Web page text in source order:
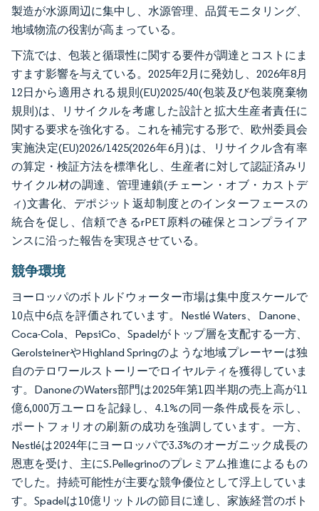
製造が水源周辺に集中し、水源管理、品質モニタリング、
地域物流の役割が高まっている。
下流では、包装と循環性に関する要件が調達とコストにま
すます影響を与えている。2025年2月に発効し、2026年8月
12日から適用される規則(EU)2025/40(包装及び包装廃棄物
規則)は、リサイクルを考慮した設計と拡大生産者責任に
関する要求を強化する。これを補完する形で、欧州委員会
実施決定(EU)2026/1425(2026年6月)は、リサイクル含有率
の算定・検証方法を標準化し、生産者に対して認証済みリ
サイクル材の調達、管理連鎖(チェーン・オブ・カストデ
ィ)文書化、デポジット返却制度とのインターフェースの
統合を促し、信頼できるrPET原料の確保とコンプライア
ンスに沿った報告を実現させている。
競争環境
ヨーロッパのボトルドウォーター市場は集中度スケールで
10点中6点を評価されています。Nestlé Waters、Danone、
Coca-Cola、PepsiCo、Spadelがトップ層を支配する一方、
GerolsteinerやHighland Springのような地域プレーヤーは独
自のテロワールストーリーでロイヤルティを獲得していま
す。DanoneのWaters部門は2025年第1四半期の売上高が11
億6,000万ユーロを記録し、4.1%の同一条件成長を示し、
ポートフォリオの刷新の成功を強調しています。一方、
Nestléは2024年にヨーロッパで3.3%のオーガニック成長の
恩恵を受け、主にS.Pellegrinoのプレミアム推進によるもの
でした。持続可能性が主要な競争優位として浮上していま
す。Spadelは10億リットルの節目に達し、家族経営のボト